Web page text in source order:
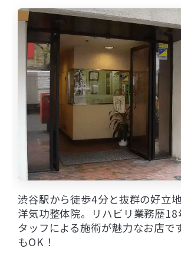
渋谷駅から徒歩4分と抜群の好立
洋気功整体院。リハビリ業務歴18
タッフによる施術が魅力なお店で
もOK！